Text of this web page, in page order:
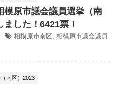
模原市議会議員選挙（南
ました！6421票！
相模原市南区, 相模原市議会議員
南区）2023